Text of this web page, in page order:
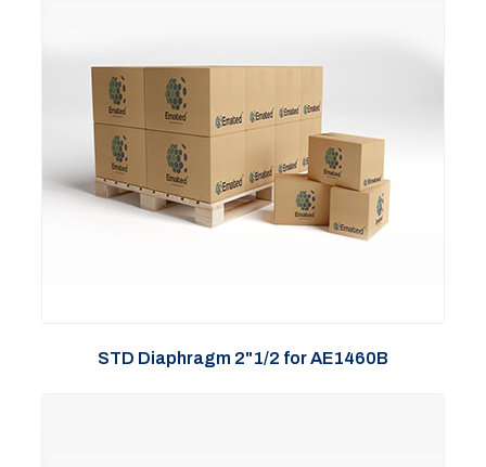
STD Diaphragm 2"1/2 for AE1460B